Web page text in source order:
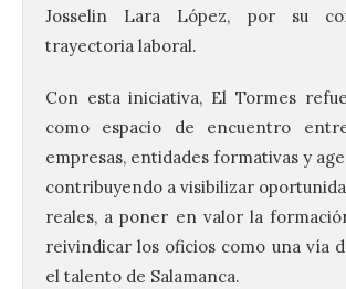
Josselin Lara López, por su
trayectoria laboral.
Con esta iniciativa, El Tormes
como espacio de encuentro
empresas, entidades formativas y
contribuyendo a visibilizar
reales, a poner en valor la
reivindicar los oficios como una vía
el talento de Salamanca.
Sol del 12 de agosto
9 Ago 2026
Renfe reforzará servicios
especialmente en Galicia,
Asturias, Santander y País
Vasco, además del norte
de Castilla y León. En los principales
núcleos urbanos también se reforzarán
los servicios de Cercanías con mayor
afluencia de pasajeros. La Dirección […]